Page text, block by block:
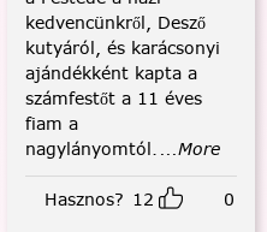
kedvencünkről, Desző
kutyáról, és karácsonyi
ajándékként kapta a
számfestőt a 11 éves
fiam a
nagylányomtól. ...More
Hasznos? 12 0